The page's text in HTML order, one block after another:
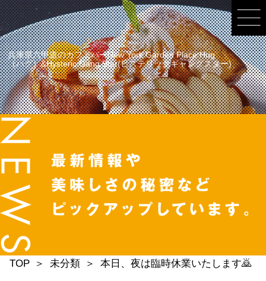
兵庫県六甲道のカフェバーNew York Garden Place Hug
（ハグ）&Hysteric Gang Star(ヒステリックギャングスター)
TOP 未分類 本日、夜は臨時休業いたします🙇